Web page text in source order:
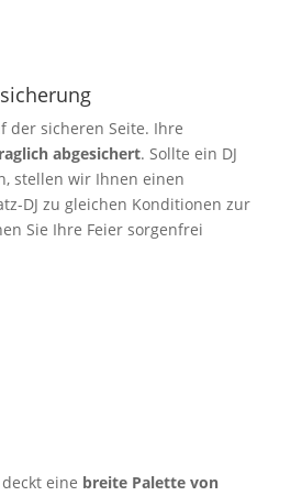
der sicheren Seite. Ihre
abgesichert. Sollte ein DJ
stellen wir Ihnen einen
DJ zu gleichen Konditionen zur
Sie Ihre Feier sorgenfrei
eine breite Palette von